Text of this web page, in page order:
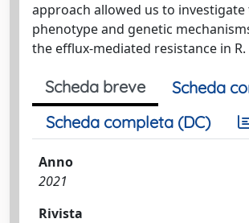
approach allowed us to
phenotype and genetic
the efflux-mediated resistance in R.
Scheda breve
Scheda
Scheda completa (DC)
Anno
2021
Rivista